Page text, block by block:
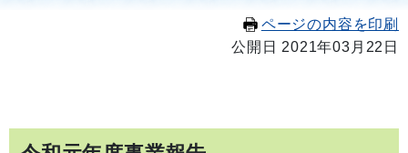
ページの内容を印刷
公開日 2021年03月22日